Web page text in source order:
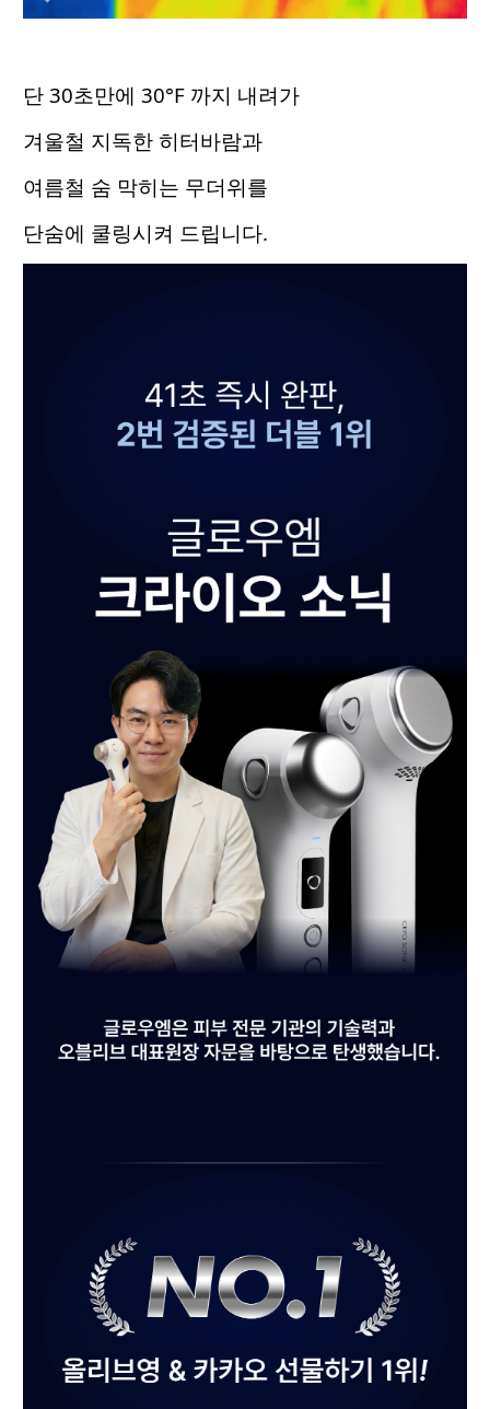
단 30초만에 30°F 까지 내려가
겨울철 지독한 히터바람과
여름철 숨 막히는 무더위를
단숨에 쿨링시켜 드립니다.